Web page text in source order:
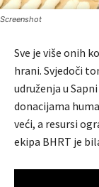
Screenshot
Sve je više onih
hrani. Svjedoči
udruženja u
donacijama
veći, a resursi
ekipa BHRT je